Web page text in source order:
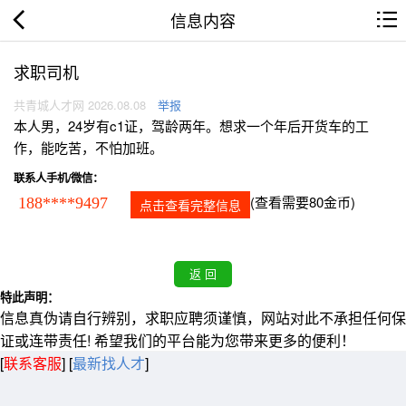
信息内容
求职司机
共青城人才网 2026.08.08 举报
本人男，24岁有c1证，驾龄两年。想求一个年后开货车的工
作，能吃苦，不怕加班。
联系人手机/微信：
188****9497 点击查看完整信息 (查看需要80金币)
特此声明：
信息真伪请自行辨别，求职应聘须谨慎，网站对此不承担任何保
证或连带责任! 希望我们的平台能为您带来更多的便利！
[联系客服] [最新找人才]